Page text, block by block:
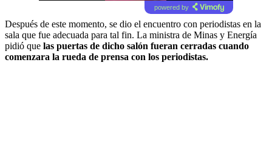
powered by
Después de este momento, se dio el encuentro con periodistas en la
sala que fue adecuada para tal fin. La ministra de Minas y Energía
pidió que las puertas de dicho salón fueran cerradas cuando
comenzara la rueda de prensa con los periodistas.